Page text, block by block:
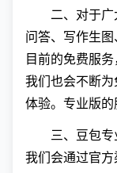
二、对于
问答、写作生
目前的免费服
我们也会不断
体验。专业版的
三、豆包专
我们会通过官方